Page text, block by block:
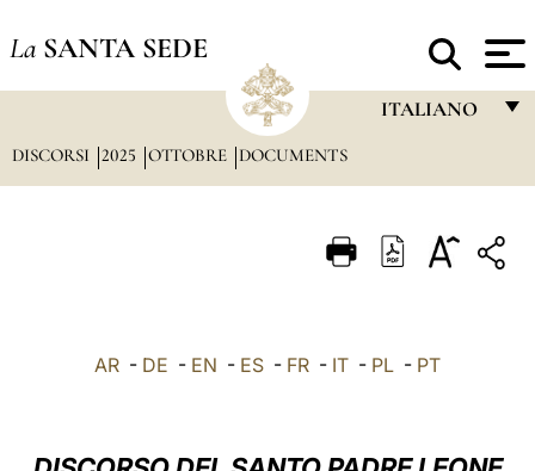
La SANTA SEDE
ITALIANO
ITALIANO
DISCORSI 2025 OTTOBRE DOCUMENTS
AR - DE - EN - ES - FR - IT - PL - PT